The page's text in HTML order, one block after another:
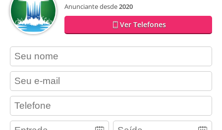
Anunciante desde2020
Ver Telefones
contact_name
contact_email
contact_phone